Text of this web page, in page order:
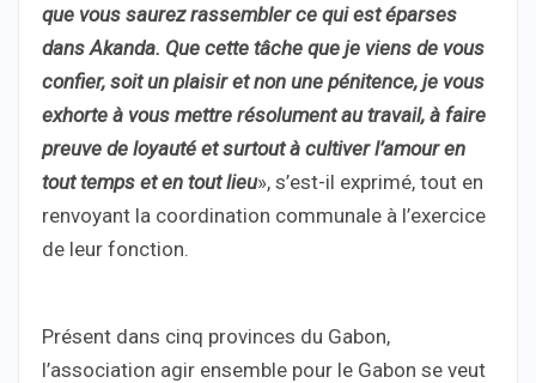
que vous saurez rassembler ce qui est éparses
dans Akanda. Que cette tâche que je viens de vous
confier, soit un plaisir et non une pénitence, je vous
exhorte à vous mettre résolument au travail, à faire
preuve de loyauté et surtout à cultiver l’amour en
tout temps et en tout lieu», s’est-il exprimé, tout en
renvoyant la coordination communale à l’exercice
de leur fonction.
Présent dans cinq provinces du Gabon,
l’association agir ensemble pour le Gabon se veut